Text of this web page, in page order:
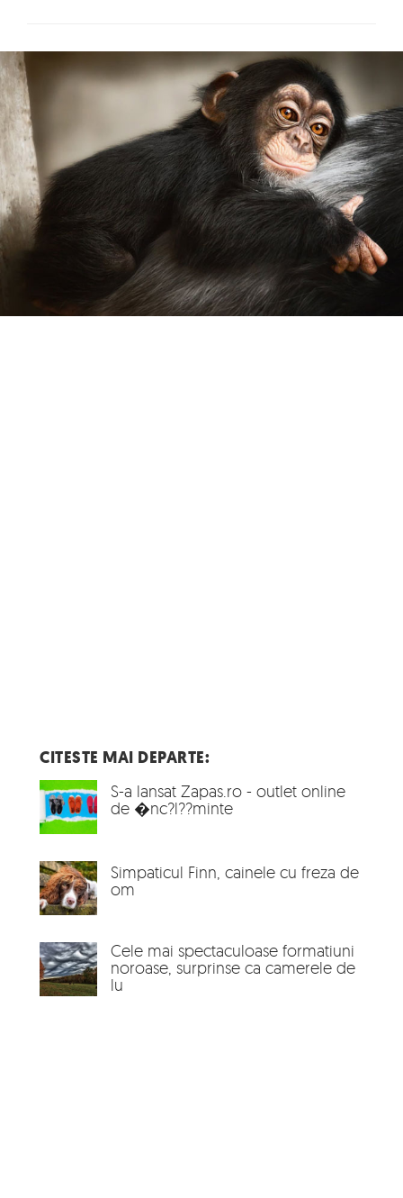
CITESTE MAI DEPARTE:
S-a lansat Zapas.ro - outlet online
de �nc?l??minte
Simpaticul Finn, cainele cu freza de
om
Cele mai spectaculoase formatiuni
noroase, surprinse ca camerele de
lu